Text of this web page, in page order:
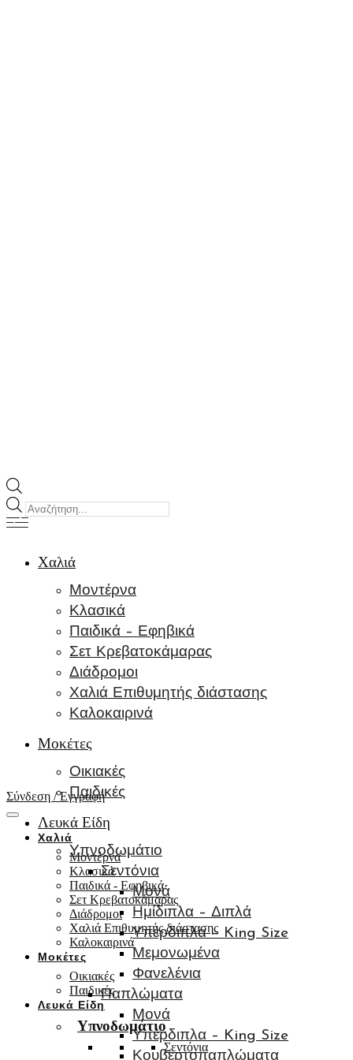
Σύνδεση / Εγγραφή
Χαλιά
Μοντέρνα
Κλασικά
Παιδικά - Εφηβικά
Σετ Κρεβατοκάμαρας
Διάδρομοι
Χαλιά Επιθυμητής διάστασης
Καλοκαιρινά
Μοκέτες
Οικιακές
Παιδικές
Λευκά Είδη
Υπνοδωμάτιο
Σεντόνια
Products
search
Χαλιά
Μοντέρνα
Κλασικά
Παιδικά – Εφηβικά
Σετ Κρεβατοκάμαρας
Διάδρομοι
Χαλιά Επιθυμητής διάστασης
Καλοκαιρινά
Μοκέτες
Οικιακές
Παιδικές
Λευκά Είδη
Υπνοδωμάτιο
Σεντόνια
Μονά
Ημίδιπλα – Διπλά
Υπέρδιπλα – King Size
Μεμονωμένα
Φανελένια
Παπλώματα
Μονά
Υπέρδιπλα – King Size
Κουβερτοπαπλώματα